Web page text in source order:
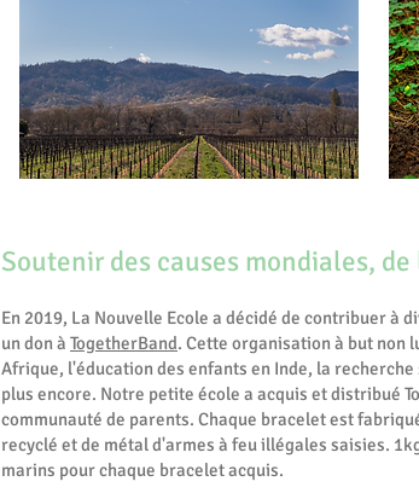
Soutenir des causes mondiales,
En 2019, La Nouvelle Ecole a décidé de contribuer à
un don à TogetherBand. Cette organisation à but non
Afrique, l'éducation des enfants en Inde, la
plus encore. Notre petite école a acquis et distribué
communauté de parents. Chaque bracelet est
recyclé et de métal d'armes à feu illégales saisies.
marins pour chaque bracelet acquis.